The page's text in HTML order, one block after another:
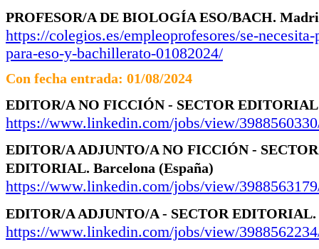
PROFESOR/A DE BIOLOGÍA ESO/BACH.
https://colegios.es/empleoprofesores/se-
para-eso-y-bachillerato-01082024/
Con fecha entrada: 01/08/2024
EDITOR/A NO FICCIÓN - SECTOR
https://www.linkedin.com/jobs/view/
EDITOR/A ADJUNTO/A NO FICCIÓN - SECTOR
EDITORIAL. Barcelona (España)
https://www.linkedin.com/jobs/view/
EDITOR/A ADJUNTO/A - SECTOR EDITORIAL.
https://www.linkedin.com/jobs/view/